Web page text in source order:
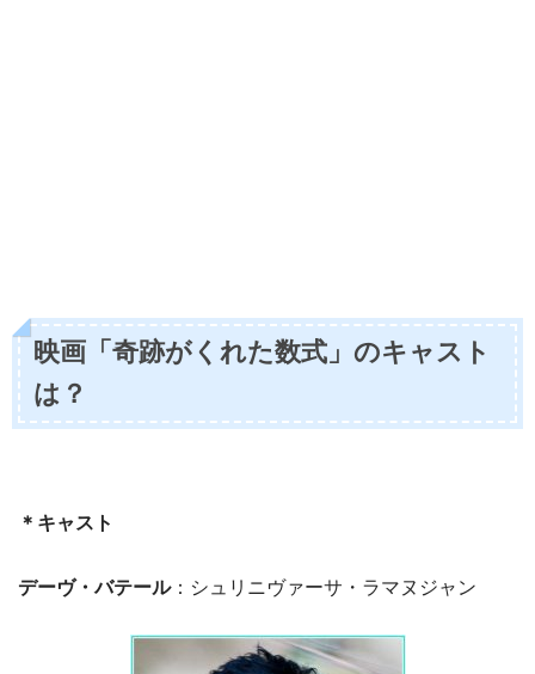
映画「奇跡がくれた数式」のキャスト
は？
＊キャスト
デーヴ・バテール：シュリニヴァーサ・ラマヌジャン